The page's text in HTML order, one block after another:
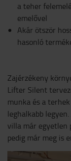
a teher
emelővel
Akár ötször
hasonló
Zajérzékeny
Lifter Silent
munka és a
leghalkabb
villa már egyetlen
pedig már meg is